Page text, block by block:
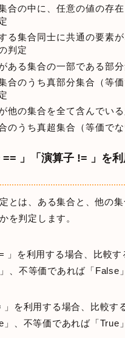
合の中に、任意の値の存
る集合同士に共通の要素
判定
ある集合の一部である部
合のうち真部分集合（等価
他の集合を全て含んでい
のうち真超集合（等価で
== 」「演算子 != 」を
とは、ある集合と、他の
を判定します。
」を利用する場合、比較
、不等価であれば「False
」を利用する場合、比較す
」、不等価であれば「True